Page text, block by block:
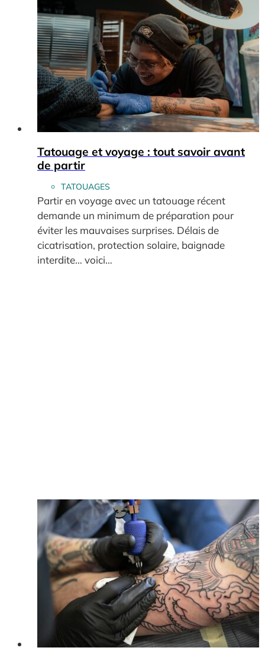
Tatouage et voyage : tout savoir avant
de partir
TATOUAGES
Partir en voyage avec un tatouage récent
demande un minimum de préparation pour
éviter les mauvaises surprises. Délais de
cicatrisation, protection solaire, baignade
interdite… voici…